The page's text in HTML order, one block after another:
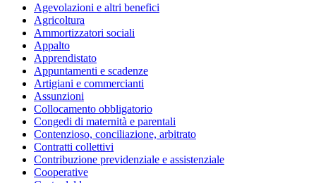
Agevolazioni e altri benefici
Agricoltura
Ammortizzatori sociali
Appalto
Apprendistato
Appuntamenti e scadenze
Artigiani e commercianti
Assunzioni
Collocamento obbligatorio
Congedi di maternità e parentali
Contenzioso, conciliazione, arbitrato
Contratti collettivi
Contribuzione previdenziale e assistenziale
Cooperative